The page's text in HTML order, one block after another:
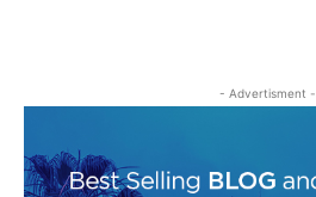
- Advertisment -